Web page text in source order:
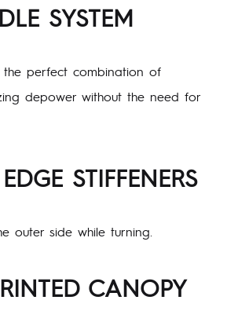
SYSTEM
perfect combination of
depower without the need for
STIFFENERS
outer side while turning.
CANOPY